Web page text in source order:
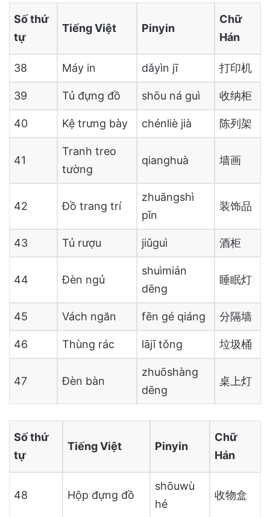
Số thứ
tự
Tiếng Việt Pinyin
Chữ
Hán
38 Máy in dǎyìn jī 打印机
39 Tủ đựng đồ shōu ná guì 收纳柜
40 Kệ trưng bày chénliè jià 陈列架
41
Tranh treo
tường
qianghuà 墙画
42 Đồ trang trí
zhuāngshì
pǐn
装饰品
43 Tủ rượu jiǔguì 酒柜
44 Đèn ngủ
shuìmián
dēng
睡眠灯
45 Vách ngăn fēn gé qiáng 分隔墙
46 Thùng rác lājī tǒng 垃圾桶
47 Đèn bàn
zhuōshàng
dēng
桌上灯
Số thứ
tự
Tiếng Việt Pinyin
Chữ
Hán
48 Hộp đựng đồ
shōuwù
hé
收物盒